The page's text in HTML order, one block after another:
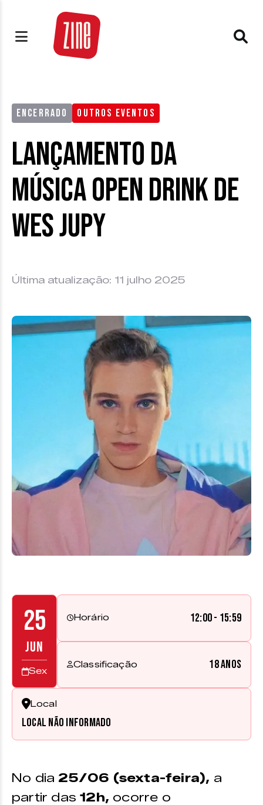
ENCERRADO OUTROS EVENTOS
Lançamento da
música Open Drink de
Wes Jupy
Última atualização: 11 julho 2025
25
JUN
Sex
Horário 12:00 - 15:59
Classificação 18 anos
Local
Local não informado
No dia 25/06 (sexta-feira), a
partir das12h, ocorre o